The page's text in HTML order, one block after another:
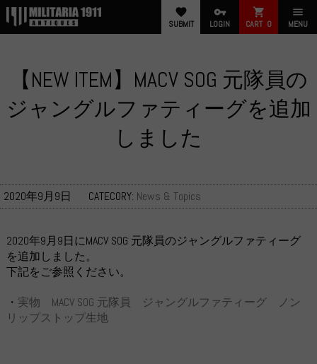
favorite
SUBMIT
vpn_key
LOGIN
shopping_cart
CART 0
menu
MENU
【NEW ITEM】MACV SOG 元隊員の
ジャングルファティーグを追加
しました
2020年9月9日 CATECORY: News & Topics
2020年9月9日にMACV SOG 元隊員のジャングルファティーグ
を追加しました。
下記をご参照ください。
・ 実物 MACV SOG 元隊員 ジャングルファティーグ ノン
リップストップ生地